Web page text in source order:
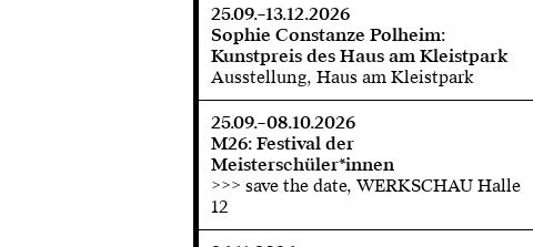
25.09.–13.12.2026
Sophie Constanze Polheim:
Kunstpreis des Haus am Kleistpark
Ausstellung, Haus am Kleistpark
25.09.–08.10.2026
M26: Festival der
Meisterschüler*innen
>>> save the date, WERKSCHAU Halle
12